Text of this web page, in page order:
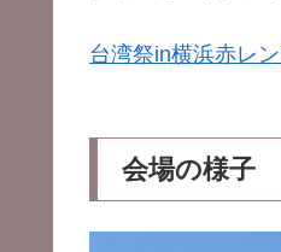
台湾祭in横浜赤レ
会場の様子